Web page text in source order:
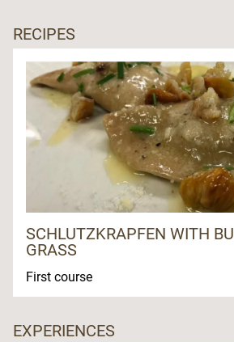
RECIPES
SCHLUTZKRAPFEN WITH
GRASS
First course
EXPERIENCES